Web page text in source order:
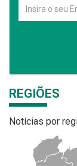
REGIÕES
Notícias por